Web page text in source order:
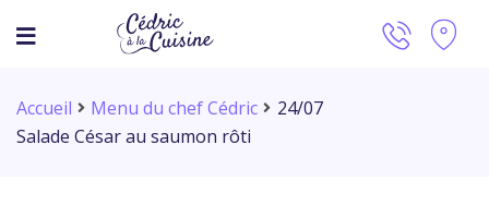
Accueil Menu du chef Cédric
24/07
Salade César au saumon rôti